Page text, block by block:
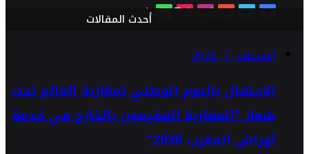
فيسبوك
تويتريوتيوبانستقرام
TikTokواتسابأحدث المقالات
أغسطس 7, 2026
الاحتفال باليوم الوطني لمغاربة العالم تحت
شعار “المغاربة المقيمون بالخارج في خدمة
أوراش المغرب 2030”